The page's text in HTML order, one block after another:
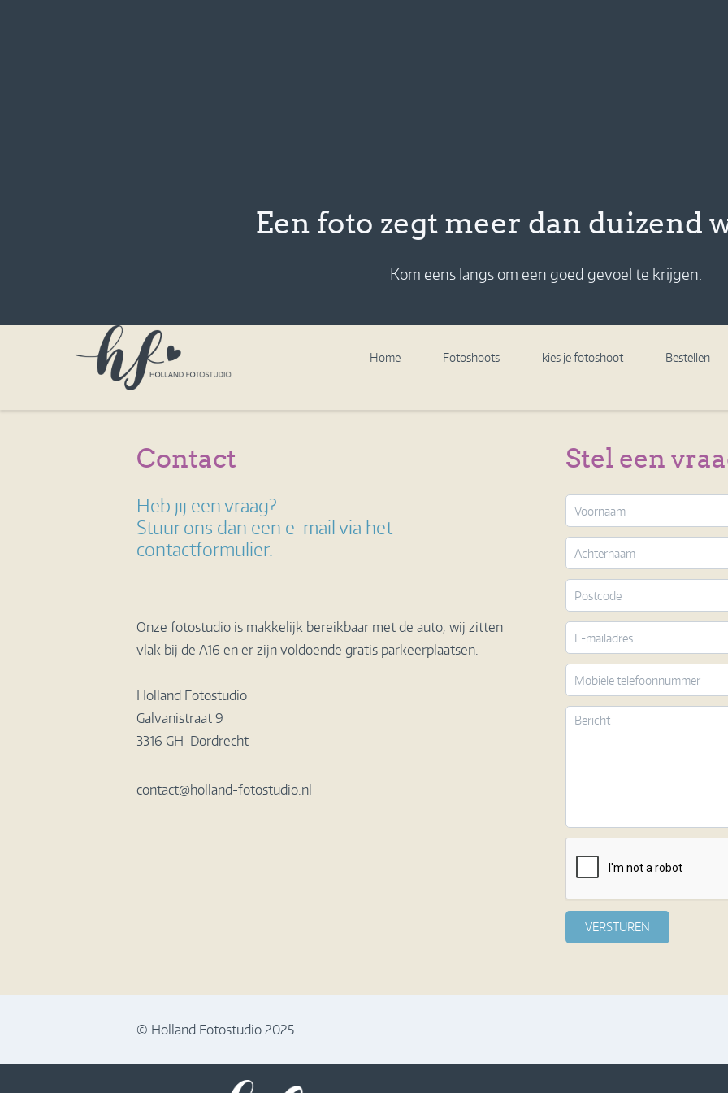
Een foto zegt meer dan duizend
Kom eens langs om een goed gevoel te krijgen.
Home Fotoshoots kies je fotoshoot Bestellen
Contact
Heb jij een vraag?
Stuur ons dan een e-mail via het
contactformulier.
Onze fotostudio is makkelijk bereikbaar met de auto, wij zitten
vlak bij de A16 en er zijn voldoende gratis parkeerplaatsen.
Holland Fotostudio
Galvanistraat 9
3316 GH Dordrecht
contact@holland-fotostudio.nl
Stel een
VERSTUREN
© Holland Fotostudio 2025